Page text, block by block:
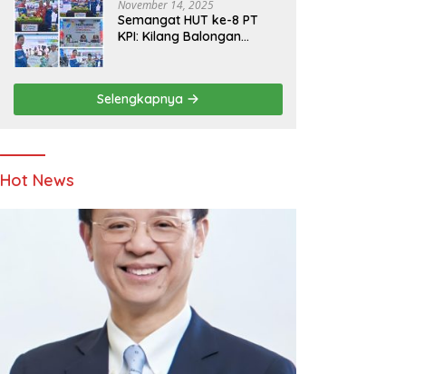
November 14, 2025
Semangat HUT ke-8 PT
KPI: Kilang Balongan
Berbagi Bersama
Penyandang Disabilitas
dan Yayasan Pendidikan
Selengkapnya
Hot News